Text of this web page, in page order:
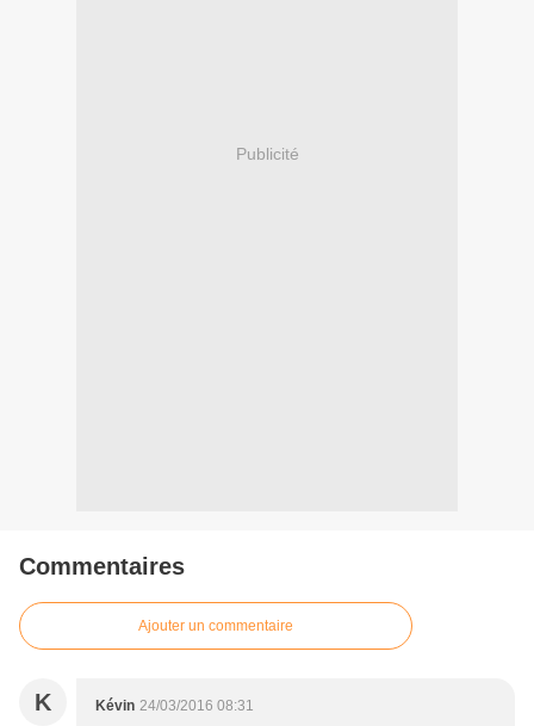
Publicité
Commentaires
Ajouter un commentaire
K Kévin 24/03/2016 08:31